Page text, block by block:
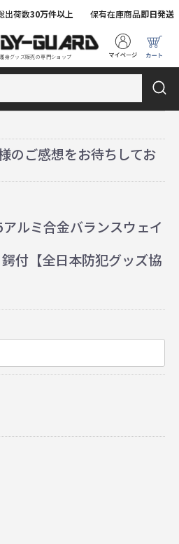
身グッズ販売の専門ショップ
出荷数30万件以上 保有在庫商品即日発送
のご感想をお待ちしてお
ルミ合金バランスウェイ
【全日本防犯グッズ協